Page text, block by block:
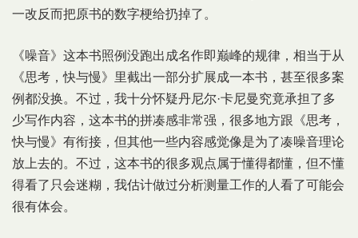
一改反而把原书的数字梗给扔掉了。
《噪音》这本书照例没跑出成名作即巅峰的规律，相当于从
《思考，快与慢》里截出一部分扩展成一本书，甚至很多案
例都没换。不过，我十分怀疑丹尼尔·卡尼曼究竟承担了多
少写作内容，这本书的拼凑感非常强，很多地方跟《思考，
快与慢》有衔接，但其他一些内容感觉像是为了凑噪音理论
放上去的。不过，这本书的很多观点属于懂得都懂，但不懂
得看了只会迷糊，我估计做过分析测量工作的人看了可能会
很有体会。